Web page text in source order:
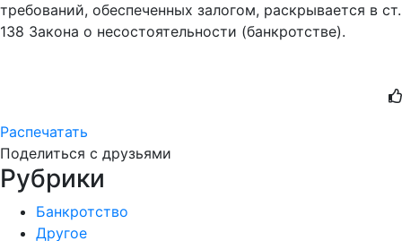
требований, обеспеченных залогом, раскрывается в ст.
138 Закона о несостоятельности (банкротстве).
Распечатать
Поделиться с друзьями
Рубрики
Банкротство
Другое